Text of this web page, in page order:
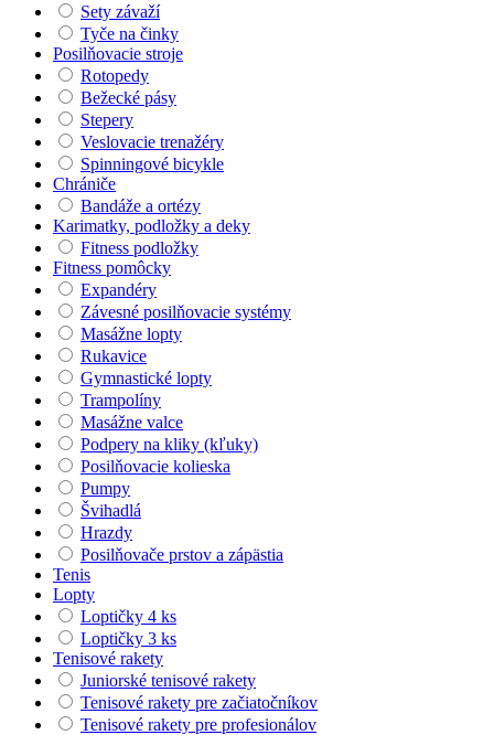
Sety závaží
Tyče na činky
Posilňovacie stroje
Rotopedy
Bežecké pásy
Stepery
Veslovacie trenažéry
Spinningové bicykle
Chrániče
Bandáže a ortézy
Karimatky, podložky a deky
Fitness podložky
Fitness pomôcky
Expandéry
Závesné posilňovacie systémy
Masážne lopty
Rukavice
Gymnastické lopty
Trampolíny
Masážne valce
Podpery na kliky (kľuky)
Posilňovacie kolieska
Pumpy
Švihadlá
Hrazdy
Posilňovače prstov a zápästia
Tenis
Lopty
Loptičky 4 ks
Loptičky 3 ks
Tenisové rakety
Juniorské tenisové rakety
Tenisové rakety pre začiatočníkov
Tenisové rakety pre profesionálov